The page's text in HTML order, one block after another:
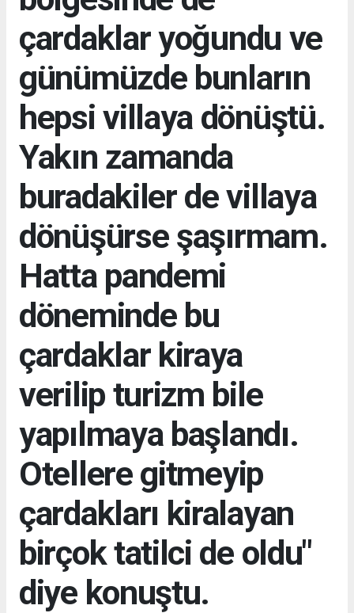
çardaklar yoğundu ve
günümüzde bunların
hepsi villaya dönüştü.
Yakın zamanda
buradakiler de villaya
dönüşürse şaşırmam.
Hatta pandemi
döneminde bu
çardaklar kiraya
verilip turizm bile
yapılmaya başlandı.
Otellere gitmeyip
çardakları kiralayan
birçok tatilci de oldu"
diye konuştu.